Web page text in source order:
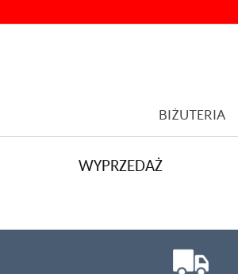
BIŻUTERIA
WYPRZEDAŻ